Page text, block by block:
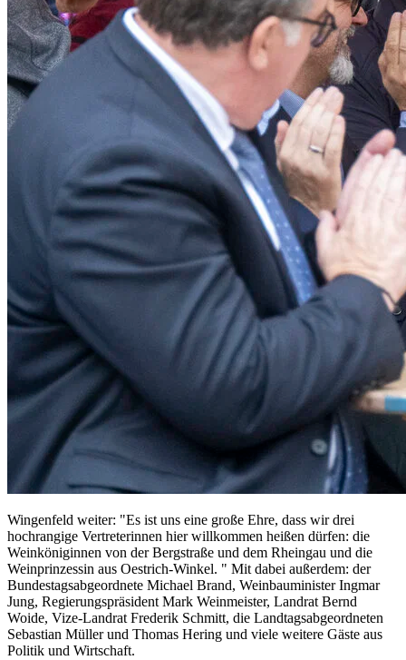
Wingenfeld weiter: "Es ist uns eine große Ehre, dass wir drei
hochrangige Vertreterinnen hier willkommen heißen dürfen: die
Weinköniginnen von der Bergstraße und dem Rheingau und die
Weinprinzessin aus Oestrich-Winkel. " Mit dabei außerdem: der
Bundestagsabgeordnete Michael Brand, Weinbauminister Ingmar
Jung, Regierungspräsident Mark Weinmeister, Landrat Bernd
Woide, Vize-Landrat Frederik Schmitt, die Landtagsabgeordneten
Sebastian Müller und Thomas Hering und viele weitere Gäste aus
Politik und Wirtschaft.